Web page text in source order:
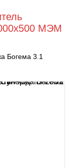
МЭМ
Богема 3.1